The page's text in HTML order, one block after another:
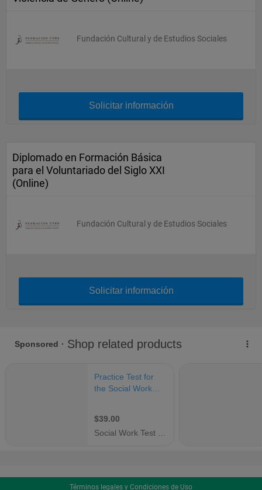
Fundación Cultural y de Estudios Sociales
Solicitar información
Diplomado en Formación Básica
para el Voluntariado del Siglo XXI
(Online)
Fundación Cultural y de Estudios Sociales
Solicitar información
Términos legales y Condiciones de Uso